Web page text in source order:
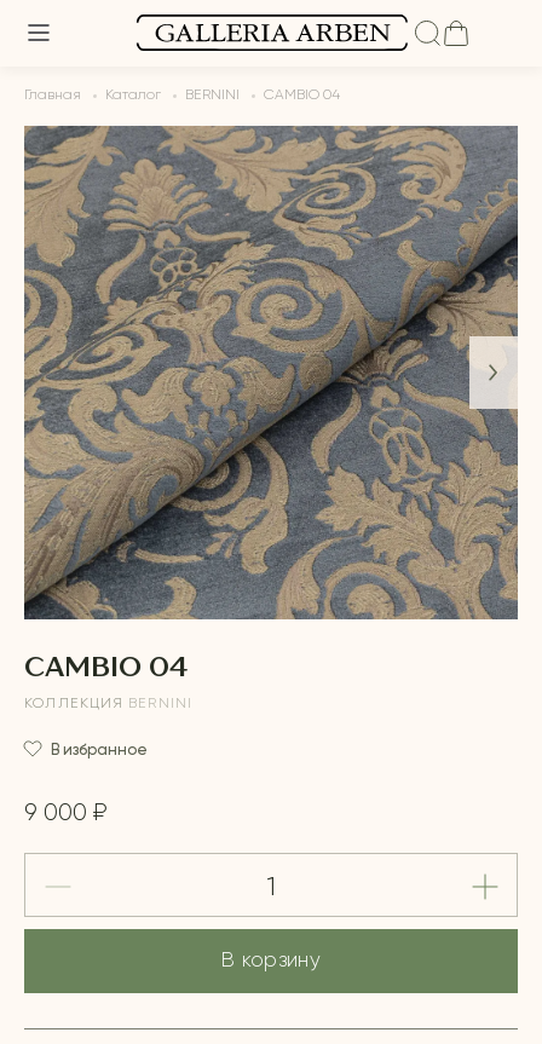
Главная Каталог BERNINI CAMBIO 04
CAMBIO 04
КОЛЛЕКЦИЯ BERNINI
В избранное
9 000 ₽
В корзину